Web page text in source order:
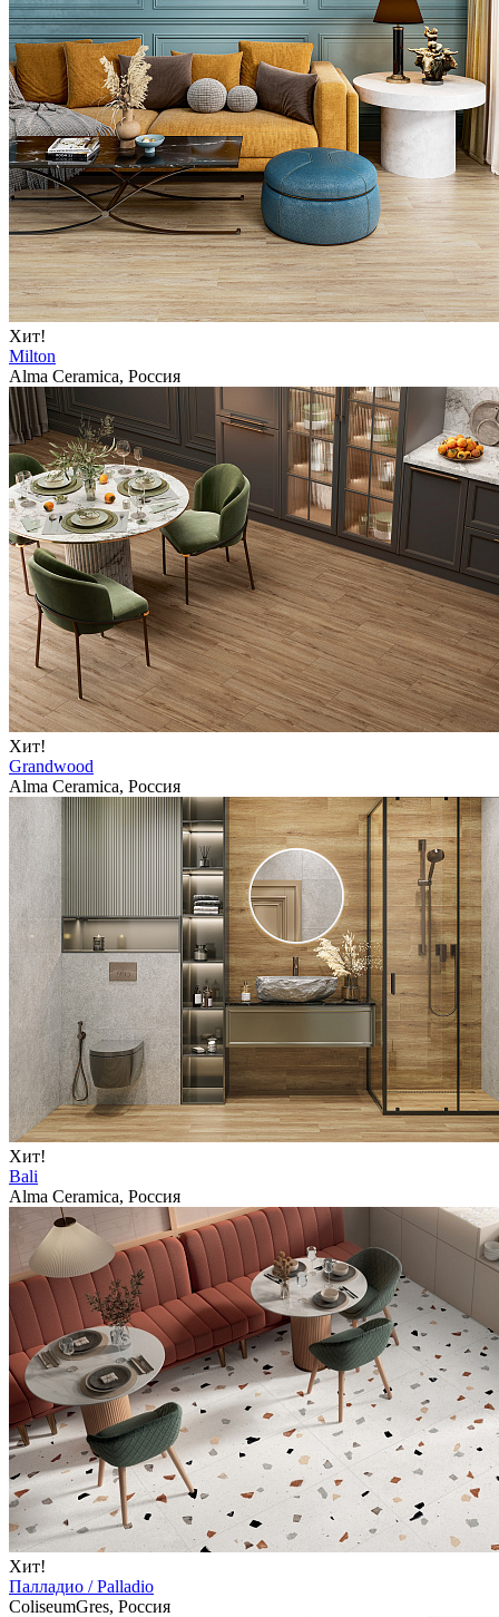
Хит!
Milton
Alma Ceramica, Россия
Хит!
Grandwood
Alma Ceramica, Россия
Хит!
Bali
Alma Ceramica, Россия
Хит!
Палладио / Palladio
ColiseumGres, Россия